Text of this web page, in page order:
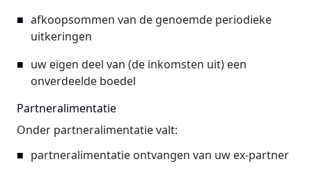
afkoopsommen van de genoemde periodieke
uitkeringen
uw eigen deel van (de inkomsten uit) een
onverdeelde boedel
Partneralimentatie
Onder partneralimentatie valt:
partneralimentatie ontvangen van uw ex-partner